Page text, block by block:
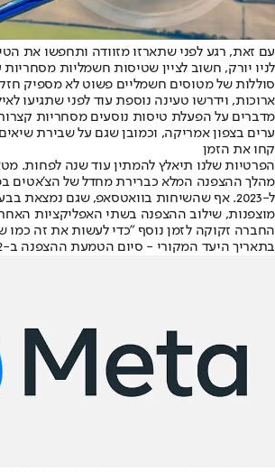
עם זאת, רגע לפני שתארזו מזוודה ותחפשו את
לניו יורק, חשוב לציין שטיסות חשמליות מסחריות
סוללות של מטוסים חשמליים פשוט לא מספיק
ארוכות, וידרשו טעינה נוספת עוד לפני שתגיעו
ערים בצפון אמריקה, וכמובן שגם על שבירת
קחו את הזמן
הפרטיות שלנו תיאלץ להמתין עוד שנה לפחות.
מהלך ההצפנה המלא כברירת מחדל של הצ'אטים
ל-2023. אף שהשיחות בוואטסאפ, שגם נמצאת
מוצפנות, שילוב ההצפנה בשתי האפליקציות
החברה זקוקה לזמן נוסף "כדי לעשות את זה כמו
בתאריך היעד המקורי - סיום הטמעת ההצפנה ב-2022.